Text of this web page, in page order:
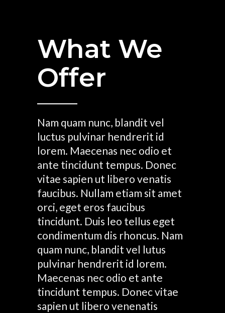
What We
Offer
Nam quam nunc, blandit vel
luctus pulvinar hendrerit id
lorem. Maecenas nec odio et
ante tincidunt tempus. Donec
vitae sapien ut libero venatis
faucibus. Nullam etiam sit amet
orci, eget eros faucibus
tincidunt. Duis leo tellus eget
condimentum dis rhoncus. Nam
quam nunc, blandit vel lutus
pulvinar hendrerit id lorem.
Maecenas nec odio et ante
tincidunt tempus. Donec vitae
sapien ut libero venenatis